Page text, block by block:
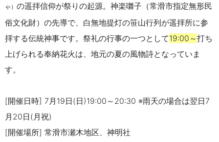
ゃ） の遥拝信仰が祭りの起源。神楽囃子（常滑市指定無形民
俗文化財）の先導で、白無地提灯の笹山行列が遥拝所に参
拝する伝統神事です。祭礼の行事の一つとして19:00 ～打ち
上げられる奉納花火は、地元の夏の風物詩となっていま
す。
[開催日時] 7月19日(日)19:00～20:30 ※雨天の場合は翌日7
月20日(月祝)
[開催場所] 常滑市瀬木地区、神明社